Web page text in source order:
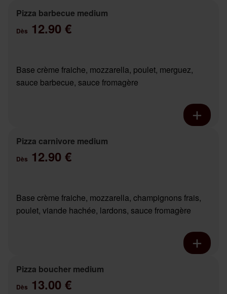
Pizza barbecue medium
Dès 12.90 €
Base crème fraiche, mozzarella, poulet, merguez,
sauce barbecue, sauce fromagère
Pizza carnivore medium
Dès 12.90 €
Base crème fraiche, mozzarella, champignons frais,
poulet, viande hachée, lardons, sauce fromagère
Pizza boucher medium
Dès 13.00 €